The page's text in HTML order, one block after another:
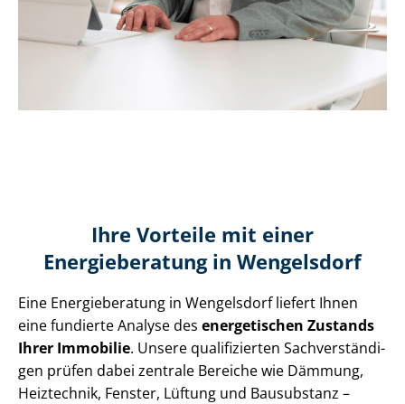
Ihre Vorteile mit einer
Energieberatung in Wengelsdorf
Eine Energieberatung in Wengelsdorf liefert Ihnen
eine fundierte Analyse des energetischen Zustands
Ihrer Immobilie. Unsere qualifizierten Sach­ver­stän­di­
gen prüfen dabei zentrale Bereiche wie Dämmung,
Heiztechnik, Fenster, Lüftung und Bausubstanz –